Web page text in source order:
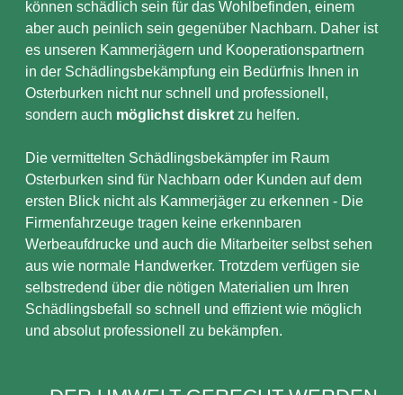
können schädlich sein für das Wohlbefinden, einem
aber auch peinlich sein gegenüber Nachbarn. Daher ist
es unseren Kammerjägern und Kooperationspartnern
in der Schädlingsbekämpfung ein Bedürfnis Ihnen in
Osterburken nicht nur schnell und professionell,
sondern auch möglichst diskret zu helfen.
Die vermittelten Schädlingsbekämpfer im Raum
Osterburken sind für Nachbarn oder Kunden auf dem
ersten Blick nicht als Kammerjäger zu erkennen - Die
Firmenfahrzeuge tragen keine erkennbaren
Werbeaufdrucke und auch die Mitarbeiter selbst sehen
aus wie normale Handwerker. Trotzdem verfügen sie
selbstredend über die nötigen Materialien um Ihren
Schädlingsbefall so schnell und effizient wie möglich
und absolut professionell zu bekämpfen.